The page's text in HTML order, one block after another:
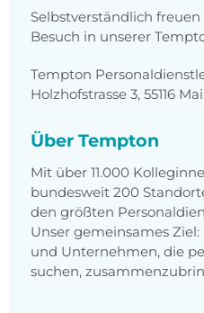
Selbstverständlich
Besuch in unserer
Tempton
Holzhofstrasse 3, 55116
Über Tempton
Mit über 11.000
bundesweit 200
den größten
Unser gemeinsames
und Unternehmen, die
suchen,